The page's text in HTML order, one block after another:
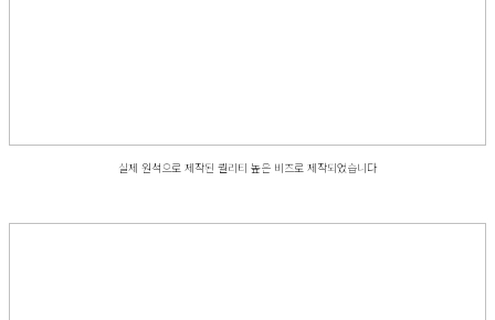
실제 원석으로 제작된 퀄리티 높은 비즈로 제작되었습니다